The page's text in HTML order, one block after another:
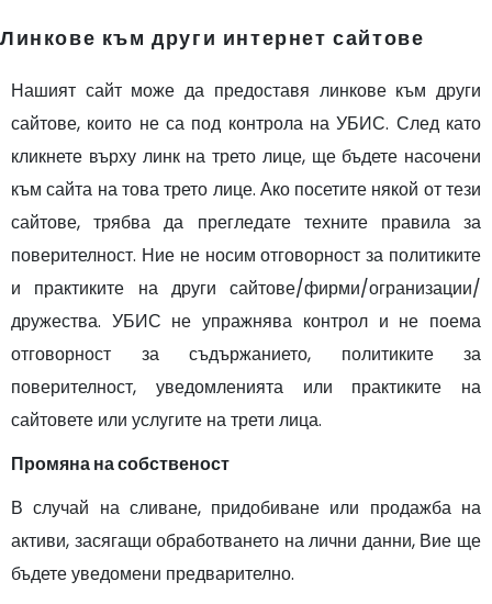
Линкове към други интернет сайтове
Нашият сайт може да предоставя линкове към други
сайтове, които не са под контрола на УБИС. След като
кликнете върху линк на трето лице, ще бъдете насочени
към сайта на това трето лице. Ако посетите някой от тези
сайтове, трябва да прегледате техните правила за
поверителност. Ние не носим отговорност за политиките
и практиките на други сайтове/фирми/огранизации/
дружества. УБИС не упражнява контрол и не поема
отговорност за съдържанието, политиките за
поверителност, уведомленията или практиките на
сайтовете или услугите на трети лица.
​Промяна на собственост
В случай на сливане, придобиване или продажба на
активи, засягащи обработването на лични данни, Вие ще
бъдете уведомени предварително.